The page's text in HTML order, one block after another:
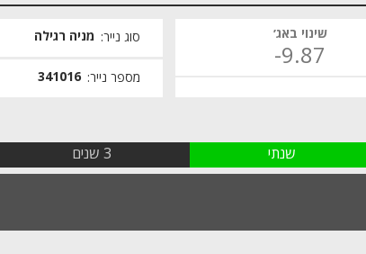
שינוי באג׳
‎-9.87
סוג נייר: מניה רגילה
מספר נייר: 341016
שנתי 3 שנים